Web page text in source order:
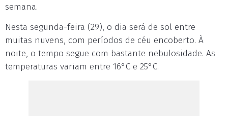
semana.
Nesta segunda-feira (29), o dia será de sol entre
muitas nuvens, com períodos de céu encoberto. À
noite, o tempo segue com bastante nebulosidade. As
temperaturas variam entre 16°C e 25°C.